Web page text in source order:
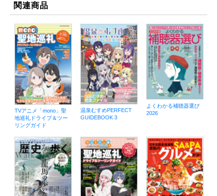
関連商品
TVアニメ「mono」聖
地巡礼ドライブ＆ツー
リングガイド
温泉むすめPERFECT
GUIDEBOOK 3
よくわかる補聴器選び
2026